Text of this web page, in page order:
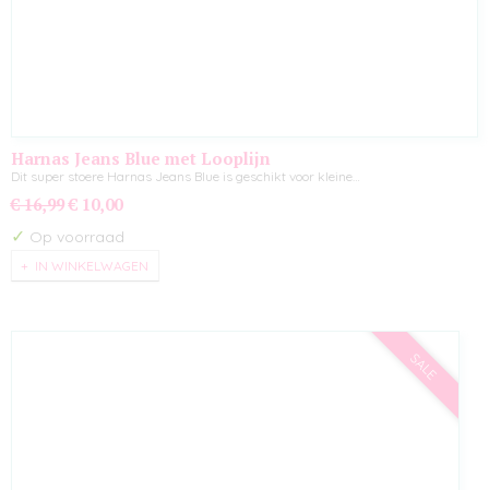
Harnas Jeans Blue met Looplijn
Dit super stoere Harnas Jeans Blue is geschikt voor kleine…
€ 16,99 € 10,00
✓ Op voorraad
IN WINKELWAGEN
SALE